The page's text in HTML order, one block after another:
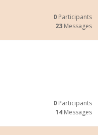
0 Participants
23 Messages
0 Participants
14 Messages